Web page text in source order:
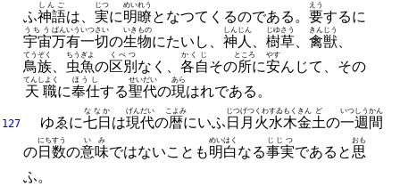
ふ神語
しんご
は、 実
じつ
に明瞭
めいれう
となつてくるのである。 要
えう
するに
宇宙
うちう
万有
ばんいう
一切
いつさい
の生物
いきもの
にたいし、 神人
しんじん
樹草
じゆさう
、 禽獣
きんじう
、
鳥族
てうぞく
、 虫魚
ちうぎよ
の区別
くべつ
なく、 各自
かくじ
その所
ところ
に安
やす
んじて、 その
天職
てんしよく
に奉仕
ほうし
する聖代
せいだい
の現
あら
はれである。
127 ゆゑに七日
ななか
は現代
げんだい
の暦
こよみ
にいふ 日
じつ
月
げつ
火
くわ
水
すゐ
木
もく
金
きん
土
ど
の一
いつ
週間
しうかん
の日数
にちすう
の意味
いみ
ではないことも明白
めいはく
なる事実
じじつ
であると 思
おも
ふ。